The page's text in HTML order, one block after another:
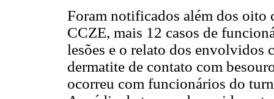
Foram notificados além dos oito
CCZE, mais 12 casos de
lesões e o relato dos envolvidos
dermatite de contato com
ocorreu com funcionários do